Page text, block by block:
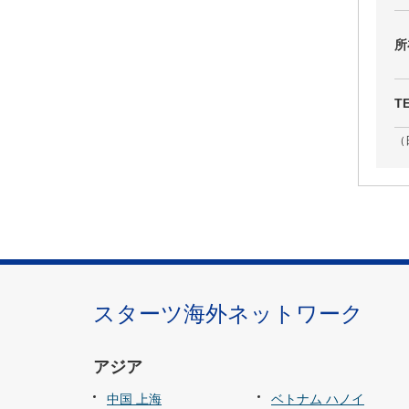
スターツ海外ネットワーク
アジア
中国 上海 ベトナム ハノイ